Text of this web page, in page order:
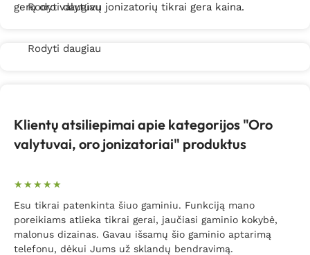
gerų oro valytuvų jonizatorių tikrai gera kaina.
Rodyti daugiau
Rodyti daugiau
Klientų atsiliepimai apie kategorijos "Oro
valytuvai, oro jonizatoriai" produktus
Esu tikrai patenkinta šiuo gaminiu. Funkciją mano
poreikiams atlieka tikrai gerai, jaučiasi gaminio kokybė,
malonus dizainas. Gavau išsamų šio gaminio aptarimą
telefonu, dėkui Jums už sklandų bendravimą.